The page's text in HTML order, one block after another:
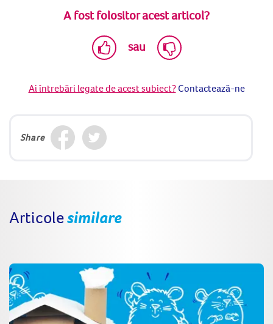
A fost folositor acest articol?
sau
Ai întrebări legate de acest subiect?Contactează-ne
Share
Articolesimilare